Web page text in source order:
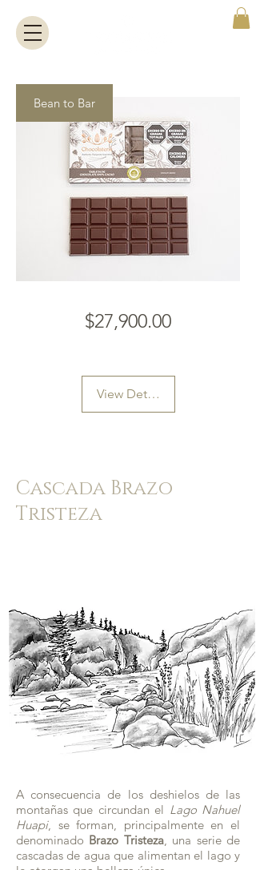
Bean to Bar
$27,900.00Price
View Details
Cascada Brazo
Tristeza
A consecuencia de los deshielos de las
montañas que circundan el Lago Nahuel
Huapi, se forman, principalmente en el
denominado Brazo Tristeza, una serie de
cascadas de agua que alimentan el lago y